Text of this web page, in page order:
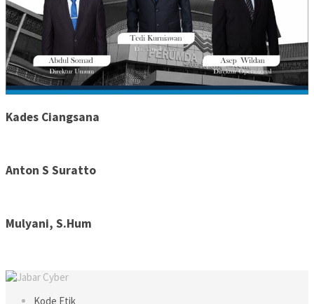
Kades Ciangsana
Anton S Suratto
Mulyani, S.Hum
Kode Etik